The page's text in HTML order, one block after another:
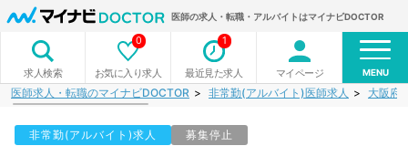
医師の求人・転職・アルバイトはマイナビDOCTOR
求人検索 お気に入り求人
0
最近見た求人
1
マイページ MENU
医師求人・転職のマイナビDOCTOR 非常勤(アルバイト)医師求人 大阪府
非常勤(アルバイト)求人 募集停止